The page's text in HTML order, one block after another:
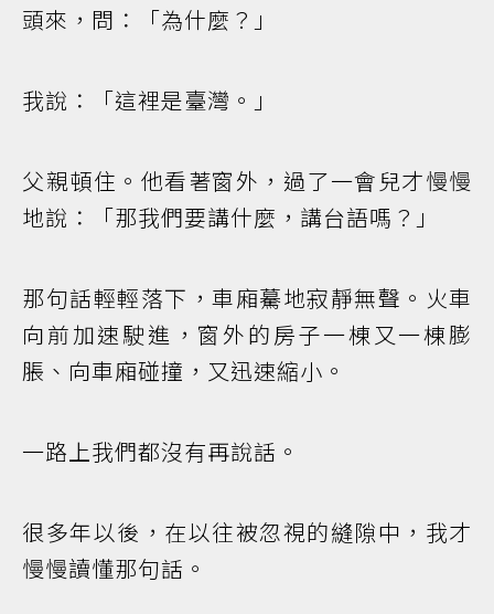
頭來，問：「為什麼？」
我說：「這裡是臺灣。」
父親頓住。他看著窗外，過了一會兒才慢慢
地說：「那我們要講什麼，講台語嗎？」
那句話輕輕落下，車廂驀地寂靜無聲。火車
向前加速駛進，窗外的房子一棟又一棟膨
脹、向車廂碰撞，又迅速縮小。
一路上我們都沒有再說話。
很多年以後，在以往被忽視的縫隙中，我才
慢慢讀懂那句話。